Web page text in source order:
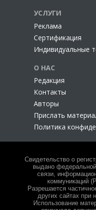
УСЛУГИ
Реклама
Сертификация
Индивидуальные
О НАС
Редакция
Контакты
Авторы
Прислать
Политика
Свидетельство о
выдано
связи,
коммуникаций
Разрешается
других сайтах при
Использование